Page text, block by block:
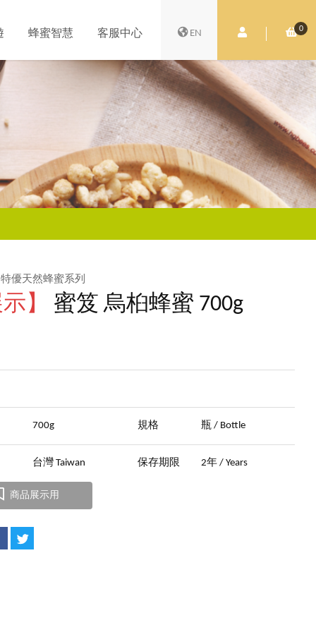
蜂蜜智慧 客服中心 EN 會員中心 0
購
優天然蜂蜜系列
】 蜜笈 烏桕蜂蜜 700g
700g 規格 瓶 / Bottle
台灣 Taiwan 保存期限 2年 / Years
商品展示用